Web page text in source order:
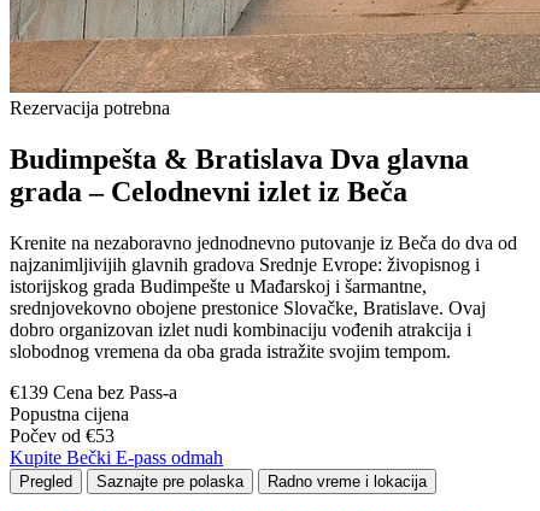
Rezervacija potrebna
Budimpešta & Bratislava Dva glavna
grada – Celodnevni izlet iz Beča
Krenite na nezaboravno jednodnevno putovanje iz Beča do dva od
najzanimljivijih glavnih gradova Srednje Evrope: živopisnog i
istorijskog grada Budimpešte u Mađarskoj i šarmantne,
srednjovekovno obojene prestonice Slovačke, Bratislave. Ovaj
dobro organizovan izlet nudi kombinaciju vođenih atrakcija i
slobodnog vremena da oba grada istražite svojim tempom.
€139 Cena bez Pass-a
Popustna cijena
Počev od €53
Kupite Bečki E-pass odmah
Pregled Saznajte pre polaska Radno vreme i lokacija